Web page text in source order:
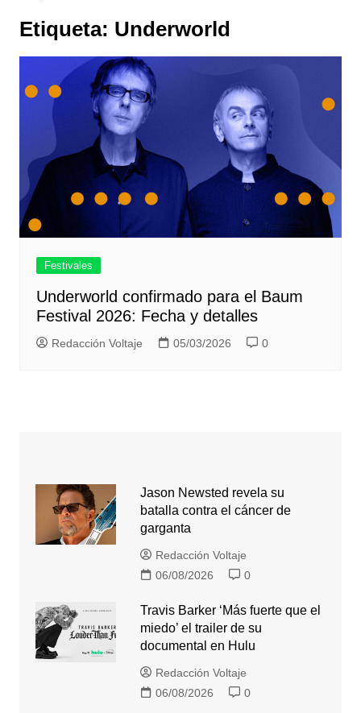
Etiqueta: Underworld
Festivales
Underworld confirmado para el Baum
Festival 2026: Fecha y detalles
Redacción Voltaje 05/03/2026 0
Jason Newsted revela su
batalla contra el cáncer de
garganta
Redacción Voltaje
06/08/2026
0
Travis Barker ‘Más fuerte que el
miedo’ el trailer de su
documental en Hulu
Redacción Voltaje
06/08/2026
0